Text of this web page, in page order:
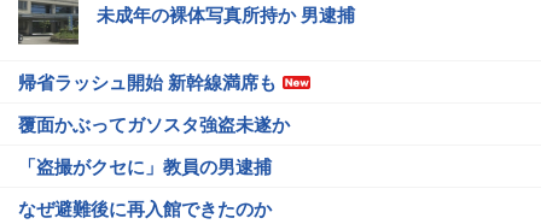
未成年の裸体写真所持か 男逮捕
帰省ラッシュ開始 新幹線満席も
覆面かぶってガソスタ強盗未遂か
「盗撮がクセに」教員の男逮捕
なぜ避難後に再入館できたのか